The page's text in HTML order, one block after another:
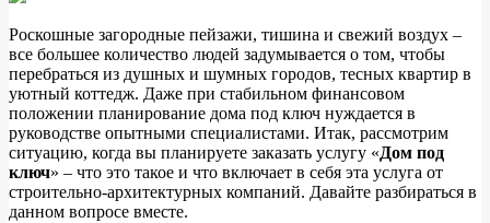
Роскошные загородные пейзажи, тишина и свежий воздух –
все большее количество людей задумывается о том, чтобы
перебраться из душных и шумных городов, тесных квартир в
уютный коттедж. Даже при стабильном финансовом
положении планирование дома под ключ нуждается в
руководстве опытными специалистами. Итак, рассмотрим
ситуацию, когда вы планируете заказать услугу «Дом под
ключ» – что это такое и что включает в себя эта услуга от
строительно-архитектурных компаний. Давайте разбираться в
данном вопросе вместе.